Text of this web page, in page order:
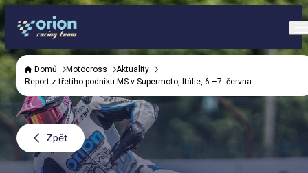
Domů Motocross
Aktuality
Report z třetího podniku MS v Supermoto, Itálie, 6.–7. června
Zpět